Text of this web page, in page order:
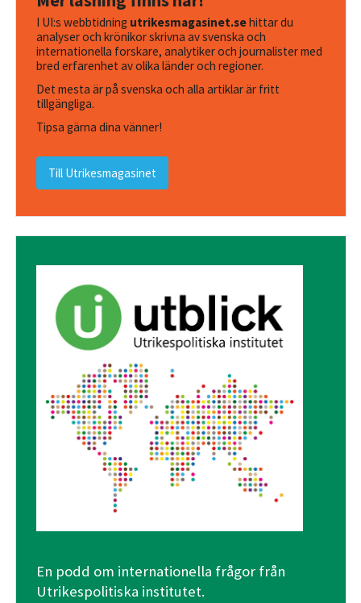
I UI:s webbtidning utrikesmagasinet.sehittar du
analyser och krönikor skrivna av svenska och
internationella forskare, analytiker och journalister med
bred erfarenhet av olika länder och regioner.
Det mesta är på svenska och alla artiklar är fritt
tillgängliga.
Tipsa gärna dina vänner!
Till Utrikesmagasinet
En podd om internationella frågor från
Utrikespolitiska institutet.